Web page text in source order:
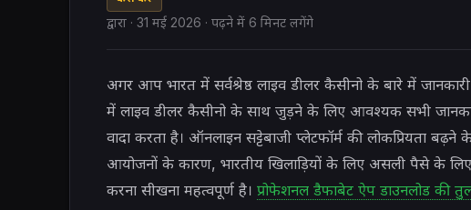
द्वारा · 31 मई 2026 · पढ़ने में 6 मिनट लगेंगे
अगर आप भारत में सर्वश्रेष्ठ लाइव डीलर कैसीनो के बारे में
में लाइव डीलर कैसीनो के साथ जुड़ने के लिए आवश्यक सभी
वादा करता है। ऑनलाइन सट्टेबाजी प्लेटफॉर्म की लोकप्रियता
आयोजनों के कारण, भारतीय खिलाड़ियों के लिए असली पैसे के लिए
करना सीखना महत्वपूर्ण है। प्रोफेशनल डैफाबेट ऐप डाउनलोड की